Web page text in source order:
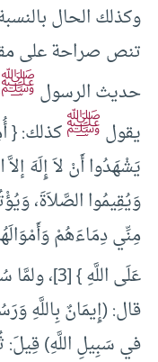
وكذلك الحال
تنص صراحة على
حديث الرسولﷺ
يقولﷺكذلك: {
يَشْهَدُوا أَنْ لاَ إِلَهَ
وَيُقِيمُوا الصَّلاَةَ،
مِنِّي دِمَاءَهُمْ
عَلَى اللَّهِ } [3]، ولمَّا سُئِلَ النبيُّ
قال: (إِيمَانٌ بِاللَّهِ
في سَبِيلِ اللَّهِ) قِيلَ: